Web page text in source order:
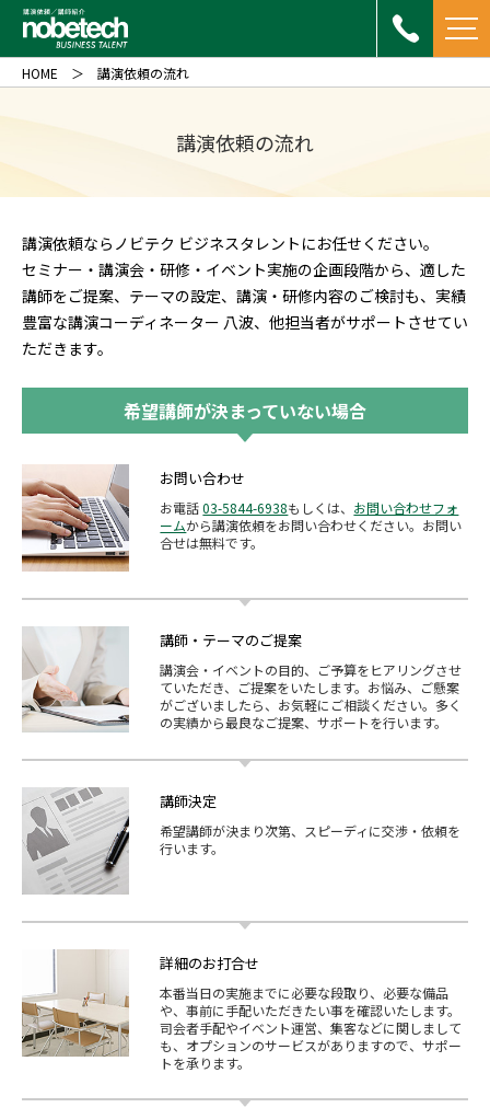
講演依頼の流れ
HOME 講演依頼の流れ
講演依頼ならノビテク ビジネスタレントにお任せください。
セミナー・講演会・研修・イベント実施の企画段階から、適した
講師をご提案、テーマの設定、講演・研修内容のご検討も、実績
豊富な講演コーディネーター 八波、他担当者がサポートさせてい
ただきます。
希望講師が決まっていない場合
お問い合わせ
お電話03-5844-6938もしくは、 お問い合わせフォ
ームから講演依頼をお問い合わせください。お問い
合せは無料です。
講師・テーマのご提案
講演会・イベントの目的、ご予算をヒアリングさせ
ていただき、ご提案をいたします。お悩み、ご懸案
がございましたら、お気軽にご相談ください。多く
の実績から最良なご提案、サポートを行います。
講師決定
希望講師が決まり次第、スピーディに交渉・依頼を
行います。
詳細のお打合せ
本番当日の実施までに必要な段取り、必要な備品
や、事前に手配いただきたい事を確認いたします。
司会者手配やイベント運営、集客などに関しまして
も、オプションのサービスがありますので、サポー
トを承ります。